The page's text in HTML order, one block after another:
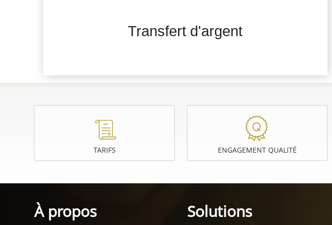
Transfert d'argent
TARIFS ENGAGEMENT QUALITÉ
À propos Solutions